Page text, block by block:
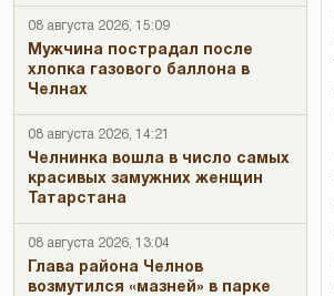
08 августа 2026, 15:09
Мужчина пострадал после
хлопка газового баллона в
Челнах
08 августа 2026, 14:21
Челнинка вошла в число самых
красивых замужних женщин
Татарстана
08 августа 2026, 13:04
Глава района Челнов
возмутился «мазней» в парке